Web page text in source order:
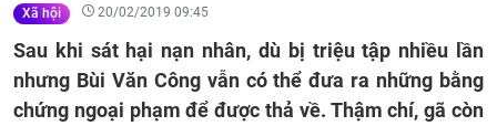
Xã hội 20/02/2019 09:45
Sau khi sát hại nạn nhân, dù bị triệu tập nhiều lần
nhưng Bùi Văn Công vẫn có thể đưa ra những bằng
chứng ngoại phạm để được thả về. Thậm chí, gã còn